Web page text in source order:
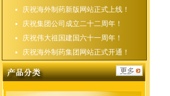
庆祝海外制药新版网站正式上线！
庆祝集团公司成立二十二周年！
庆祝伟大祖国建国六十一周年！
庆祝海外制药集团网站正式开通！